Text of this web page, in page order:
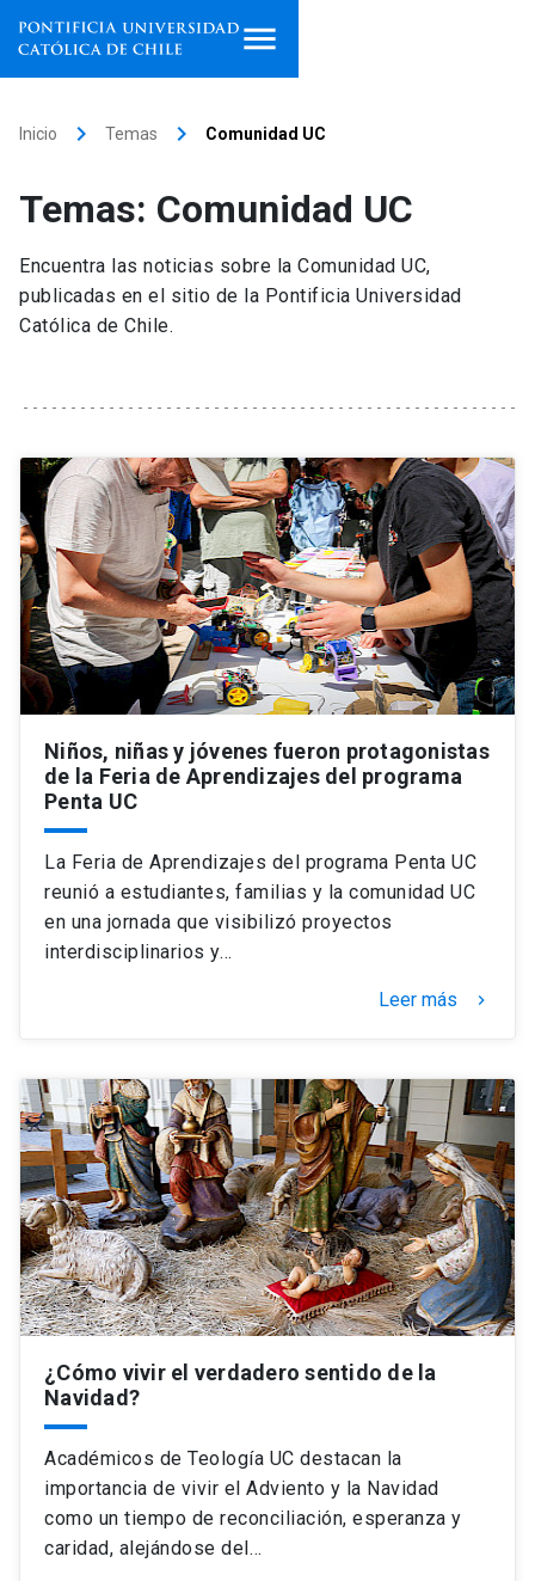
Facultades, escuelas e
institutos
Investigación
Vinculación
Universidad
Información para keyboard_arrow_down
Futuros estudiantes
Académicos
Alumni launch
Padres y familia
Go to english site
Admisión launch
Mi Cuenta UC
Correo UC launch
Inicio keyboard_arrow_right Temas keyboard_arrow_right Comunidad UC
Temas: Comunidad UC
Encuentra las noticias sobre la Comunidad UC,
publicadas en el sitio de la Pontificia Universidad
Católica de Chile.
Niños, niñas y jóvenes fueron protagonistas
de la Feria de Aprendizajes del programa
Penta UC
La Feria de Aprendizajes del programa Penta UC
reunió a estudiantes, familias y la comunidad UC
en una jornada que visibilizó proyectos
interdisciplinarios y…
Leer más keyboard_arrow_right
¿Cómo vivir el verdadero sentido de la
Navidad?
Académicos de Teología UC destacan la
importancia de vivir el Adviento y la Navidad
como un tiempo de reconciliación, esperanza y
caridad, alejándose del…